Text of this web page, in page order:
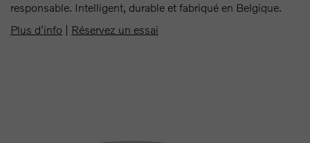
responsable. Intelligent, durable et fabriqué en Belgique.
Plus d'info
Réservez un essai